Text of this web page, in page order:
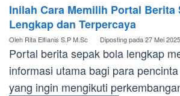
Inilah Cara Memilih Portal Berita
Lengkap dan Terpercaya
Oleh Rita Elfianis S.P M.Sc Diposting pada27 Mei 2025
Portal berita sepak bola lengkap
informasi utama bagi para
yang ingin mengikuti